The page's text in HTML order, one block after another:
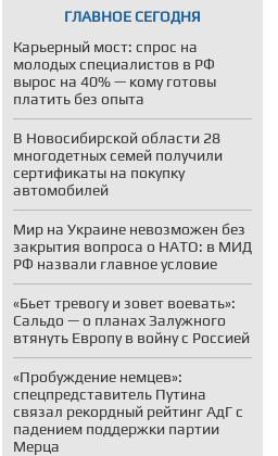
ГЛАВНОЕ СЕГОДНЯ
Карьерный мост: спрос на
молодых специалистов в РФ
вырос на 40% — кому готовы
платить без опыта
В Новосибирской области 28
многодетных семей получили
сертификаты на покупку
автомобилей
Мир на Украине невозможен без
закрытия вопроса о НАТО: в МИД
РФ назвали главное условие
«Бьет тревогу и зовет воевать»:
Сальдо — о планах Залужного
втянуть Европу в войну с Россией
«Пробуждение немцев»:
спецпредставитель Путина
связал рекордный рейтинг АдГ с
падением поддержки партии
Мерца